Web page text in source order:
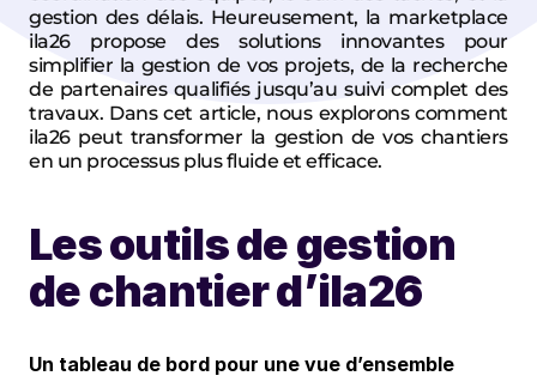
ila26 propose des solutions innovantes pour
simplifier la gestion de vos projets, de la recherche
de partenaires qualifiés jusqu’au suivi complet des
ila26 peut transformer la gestion de vos chantiers
en un processus plus fluide et efficace.
Les outils de gestion
de chantier d’ila26
Un tableau de bord pour une vue d’ensemble